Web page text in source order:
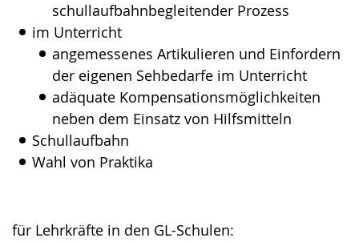
schullaufbahnbegleitender Prozess
im Unterricht
angemessenes Artikulieren und Einfordern
der eigenen Sehbedarfe im Unterricht
adäquate Kompensationsmöglichkeiten
neben dem Einsatz von Hilfsmitteln
Schullaufbahn
Wahl von Praktika
für Lehrkräfte in den GL-Schulen: